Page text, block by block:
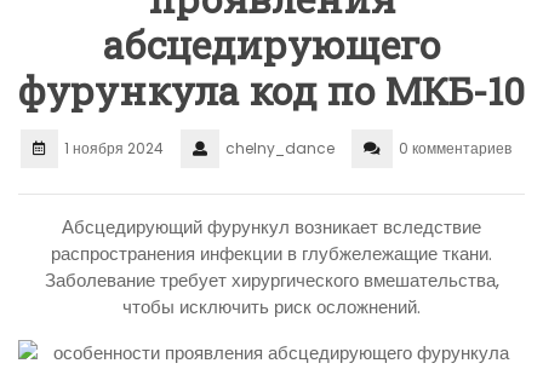
абсцедирующего
фурункула код по МКБ-10
1 ноября 2024 chelny_dance 0 комментариев
Абсцедирующий фурункул возникает вследствие
распространения инфекции в глубжележащие ткани.
Заболевание требует хирургического вмешательства,
чтобы исключить риск осложнений.